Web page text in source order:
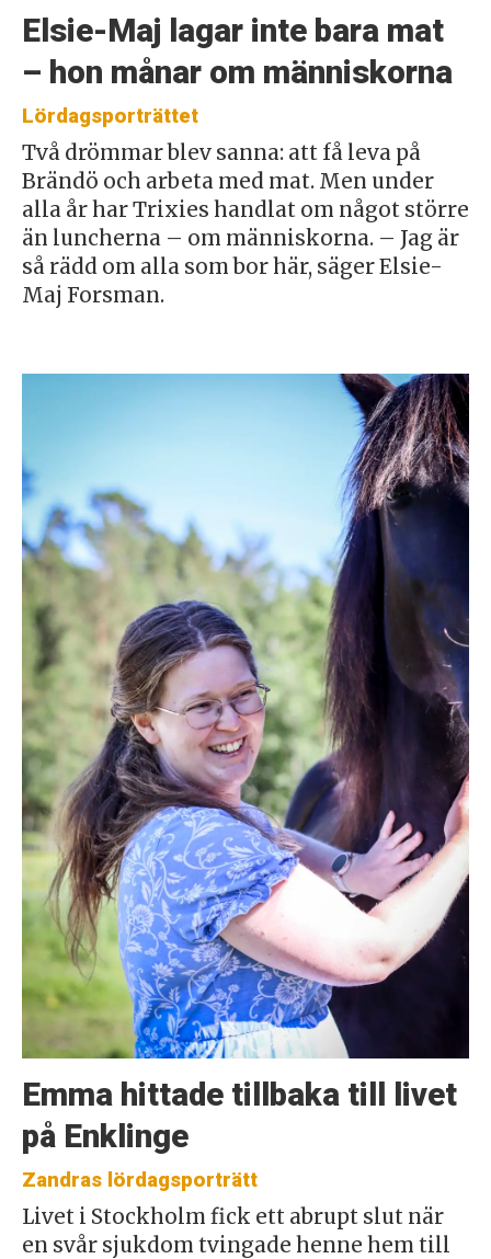
Elsie-Maj lagar inte bara mat
– hon månar om människorna
Lördagsporträttet
Två drömmar blev sanna: att få leva på
Brändö och arbeta med mat. Men under
alla år har Trixies handlat om något större
än luncherna – om människorna. – Jag är
så rädd om alla som bor här, säger Elsie-
Maj Forsman.
Emma hittade tillbaka till livet
på Enklinge
Zandras lördagsporträtt
Livet i Stockholm fick ett abrupt slut när
en svår sjukdom tvingade henne hem till